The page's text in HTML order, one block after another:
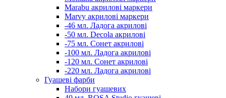
Marabu акрилові маркери
Marvy акрилові маркери
-46 мл. Ладога акрилові
-50 мл. Decola акрилові
-75 мл. Сонет акрилові
-100 мл. Ладога акрилові
-120 мл. Сонет акрилові
-220 мл. Ладога акрилові
Гуашеві фарби
Набори гуашевих